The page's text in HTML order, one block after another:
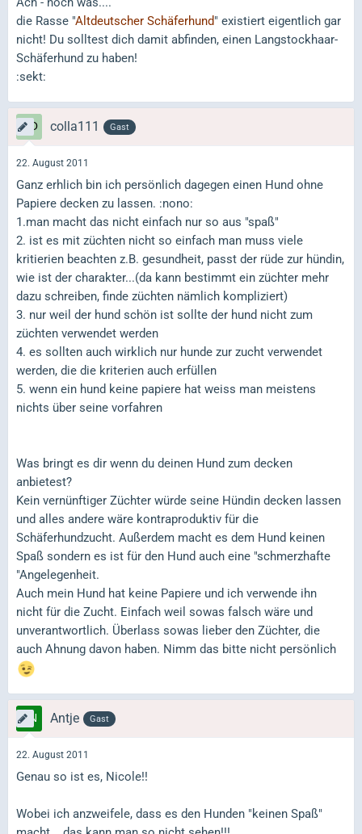
die Rasse "Altdeutscher Schäferhund" existiert eigentlich gar
nicht! Du solltest dich damit abfinden, einen Langstockhaar-
Schäferhund zu haben!
:sekt:
colla111 Gast
22. August 2011
Ganz erhlich bin ich persönlich dagegen einen Hund ohne
Papiere decken zu lassen. :nono:
1.man macht das nicht einfach nur so aus "spaß"
2. ist es mit züchten nicht so einfach man muss viele
kritierien beachten z.B. gesundheit, passt der rüde zur hündin,
wie ist der charakter...(da kann bestimmt ein züchter mehr
dazu schreiben, finde züchten nämlich kompliziert)
3. nur weil der hund schön ist sollte der hund nicht zum
züchten verwendet werden
4. es sollten auch wirklich nur hunde zur zucht verwendet
werden, die die kriterien auch erfüllen
5. wenn ein hund keine papiere hat weiss man meistens
nichts über seine vorfahren
Was bringt es dir wenn du deinen Hund zum decken
anbietest?
Kein vernünftiger Züchter würde seine Hündin decken lassen
und alles andere wäre kontraproduktiv für die
Schäferhundzucht. Außerdem macht es dem Hund keinen
Spaß sondern es ist für den Hund auch eine "schmerzhafte
"Angelegenheit.
Auch mein Hund hat keine Papiere und ich verwende ihn
nicht für die Zucht. Einfach weil sowas falsch wäre und
unverantwortlich. Überlass sowas lieber den Züchter, die
auch Ahnung davon haben. Nimm das bitte nicht persönlich
Antje Gast
22. August 2011
Genau so ist es, Nicole!!
Wobei ich anzweifele, dass es den Hunden "keinen Spaß"